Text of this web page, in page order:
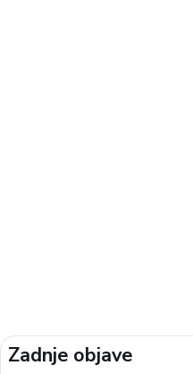
Zadnje objave